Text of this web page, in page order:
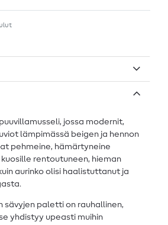
jossa modernit,
lämpimässä beigen ja hennon
pehmeine, hämärtyneine
rentoutuneen, hieman
aurinko olisi haalistuttanut ja
sävyjen paletti on rauhallinen,
yhdistyy upeasti muihin